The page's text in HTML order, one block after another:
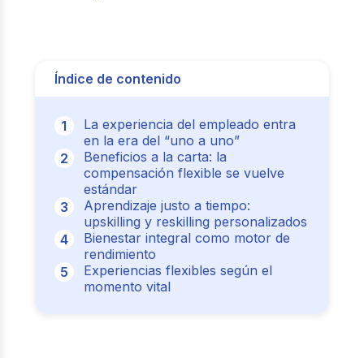
Índice de contenido
La experiencia del empleado entra
en la era del “uno a uno”
Beneficios a la carta: la
compensación flexible se vuelve
estándar
Aprendizaje justo a tiempo:
upskilling y reskilling personalizados
Bienestar integral como motor de
rendimiento
Experiencias flexibles según el
momento vital